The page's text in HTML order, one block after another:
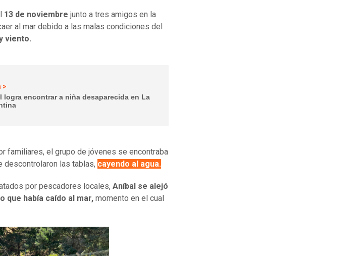
13 de noviembre junto a tres amigos en la
al mar debido a las malas condiciones del
viento.
>
logra encontrar a niña desaparecida en La
familiares, el grupo de jóvenes se encontraba
descontrolaron las tablas, cayendo al agua.
por pescadores locales, Aníbal se alejó
que había caído al mar, momento en el cual